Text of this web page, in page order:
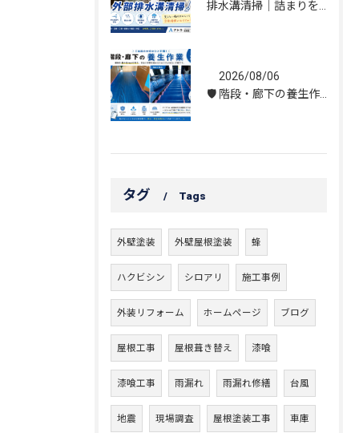
2026/08/06
タグ Tags
外壁塗装 外壁屋根塗装 蜂
ハクビシン シロアリ 施工事例
外装リフォーム ホームページ ブログ
屋根工事 屋根葺き替え 漆喰
漆喰工事 雨漏れ 雨漏れ修繕 台風
地震 現場調査 屋根塗装工事 車庫